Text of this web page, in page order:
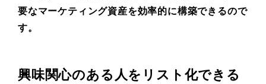
要なマーケティング資産を効率的に構築できるので
す。
興味関心のある人をリスト化できる